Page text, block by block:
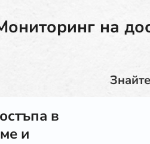
на
в
и